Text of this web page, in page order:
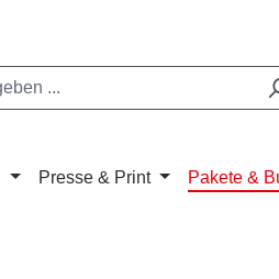
Presse & Print Pakete &